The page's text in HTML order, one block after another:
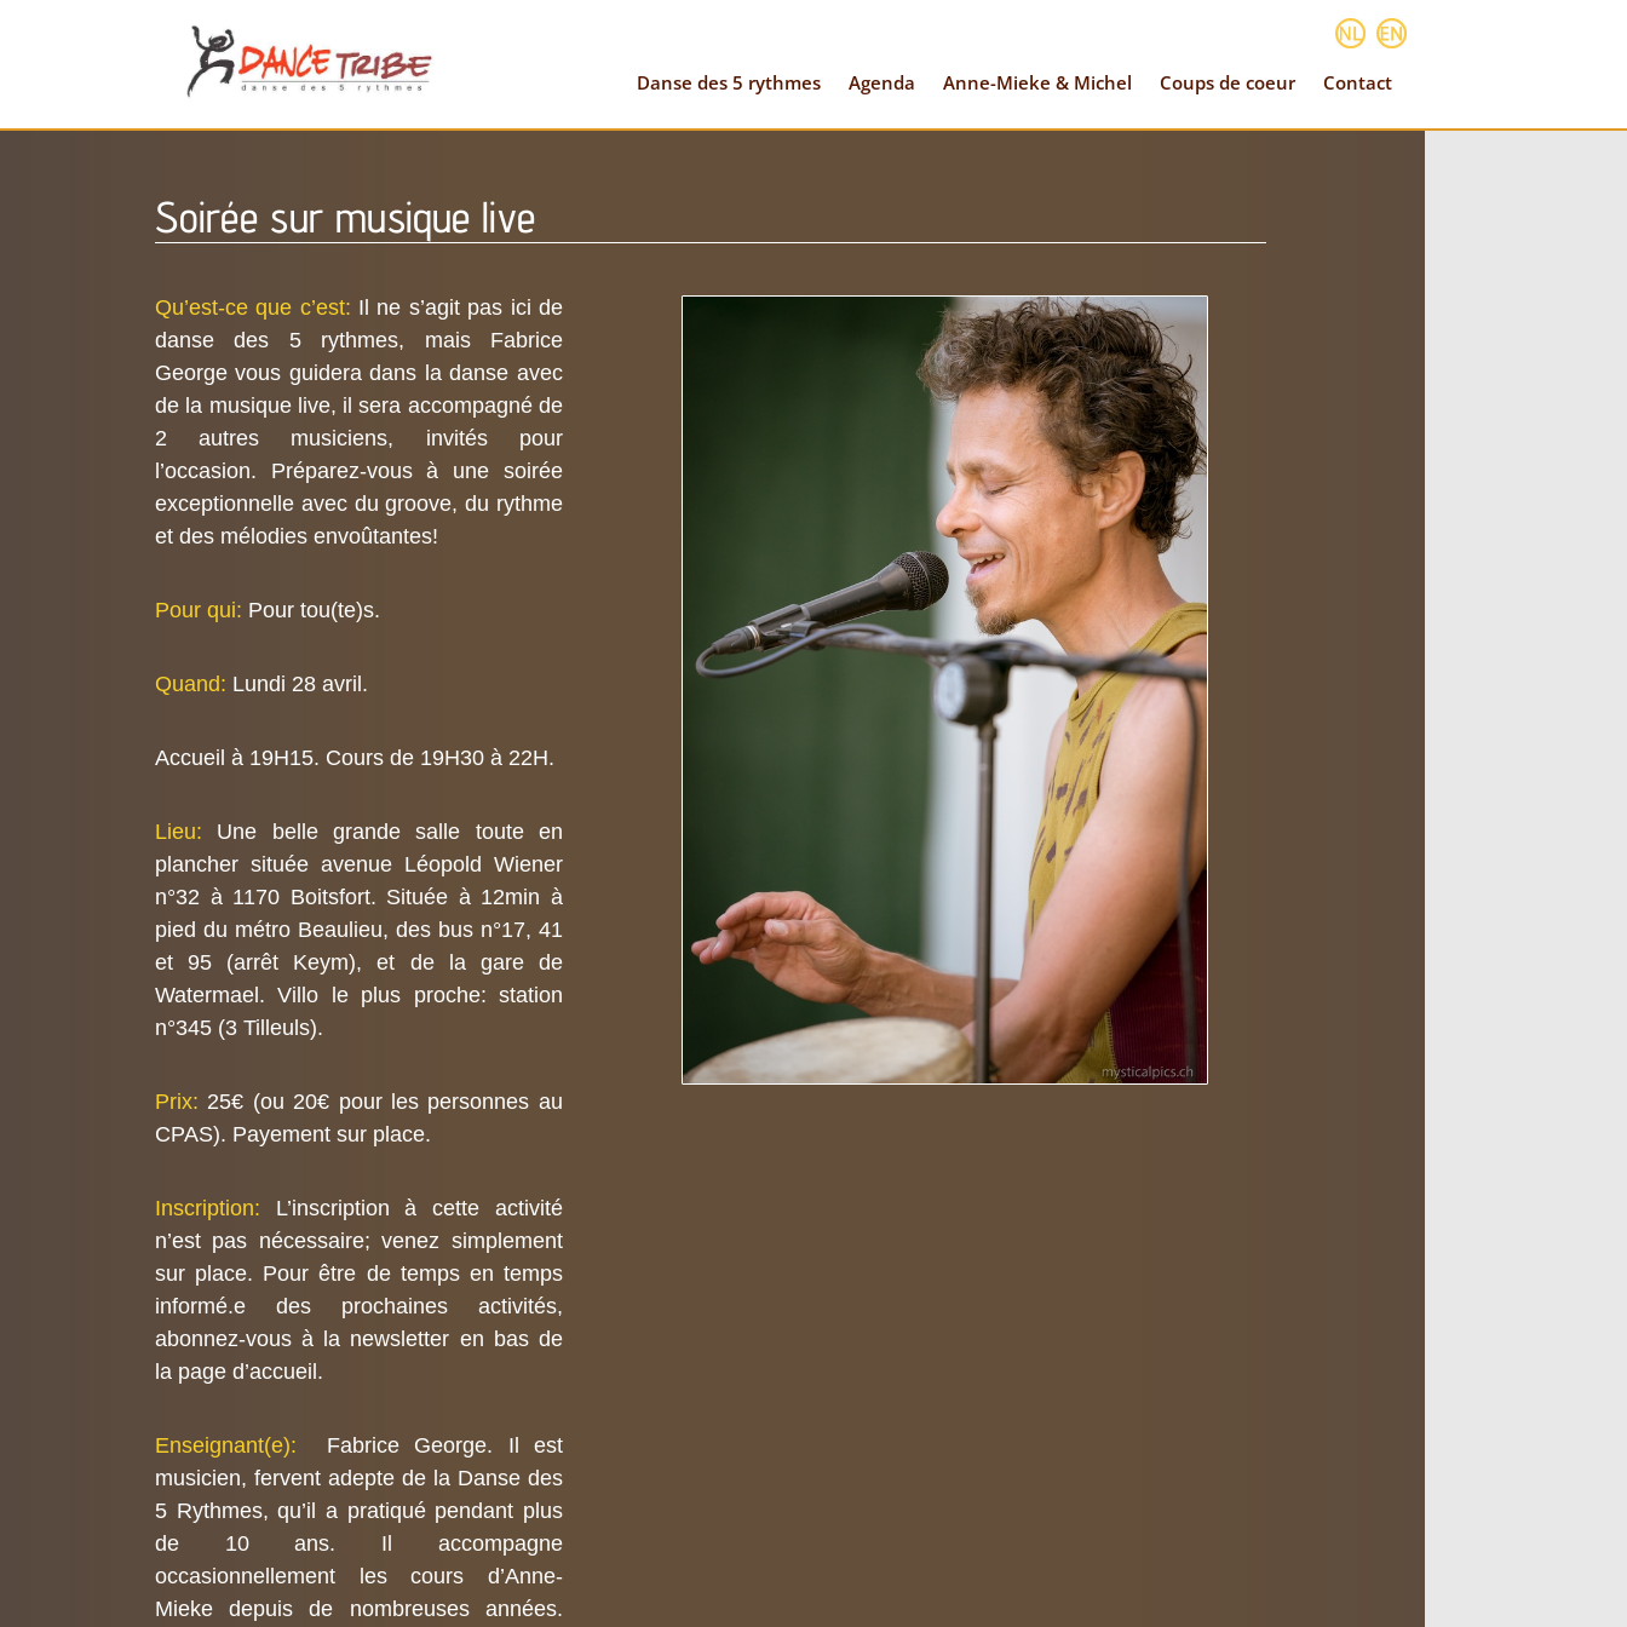
Danse des 5 rythmes Agenda Anne-Mieke & Michel Coups de coeur Contact
Soirée sur musique live
Qu’est-ce que c’est: Il ne s’agit pas ici de
danse des 5 rythmes, mais Fabrice
George vous guidera dans la danse avec
de la musique live, il sera accompagné de
2 autres musiciens, invités pour
l’occasion. Préparez-vous à une soirée
exceptionnelle avec du groove, du rythme
et des mélodies envoûtantes!
Pour qui: Pour tou(te)s.
Quand: Lundi 28 avril.
Accueil à 19H15. Cours de 19H30 à 22H.
Lieu: Une belle grande salle toute en
plancher située avenue Léopold Wiener
n°32 à 1170 Boitsfort. Située à 12min à
pied du métro Beaulieu, des bus n°17, 41
et 95 (arrêt Keym), et de la gare de
Watermael. Villo le plus proche: station
n°345 (3 Tilleuls).
Prix: 25€ (ou 20€ pour les personnes au
CPAS). Payement sur place.
Inscription:
L’inscription à cette activité
n’est pas nécessaire; venez simplement
sur place. Pour être de temps en temps
informé.e des prochaines activités,
abonnez-vous à la newsletter en bas de
la page d’accueil.
Enseignant(e):
Fabrice George. Il est
musicien, fervent adepte de la Danse des
5 Rythmes, qu’il a pratiqué pendant plus
de 10 ans. Il accompagne
occasionnellement les cours d’Anne-
Mieke depuis de nombreuses années.